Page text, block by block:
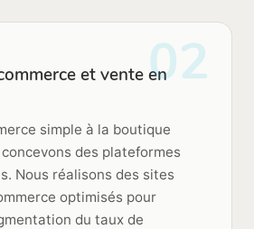
02
et vente en
simple à la boutique
des plateformes
Nous réalisons des sites
optimisés pour
du taux de